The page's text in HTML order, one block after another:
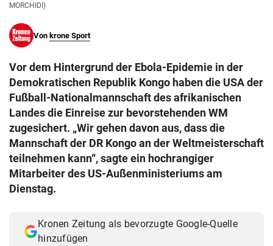
MORCHIDI)
Von krone Sport
Vor dem Hintergrund der Ebola-Epidemie in der
Demokratischen Republik Kongo haben die USA der
Fußball-Nationalmannschaft des afrikanischen
Landes die Einreise zur bevorstehenden WM
zugesichert. „Wir gehen davon aus, dass die
Mannschaft der DR Kongo an der Weltmeisterschaft
teilnehmen kann“, sagte ein hochrangiger
Mitarbeiter des US-Außenministeriums am
Dienstag.
Kronen Zeitung als bevorzugte Google-Quelle
hinzufügen